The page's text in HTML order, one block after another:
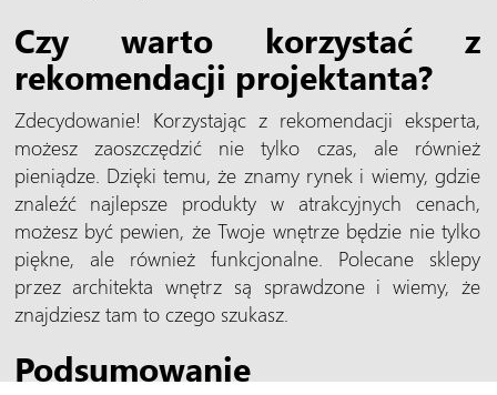
Czy warto korzystać z
rekomendacji projektanta?
Zdecydowanie! Korzystając z rekomendacji eksperta,
możesz zaoszczędzić nie tylko czas, ale również
pieniądze. Dzięki temu, że znamy rynek i wiemy, gdzie
znaleźć najlepsze produkty w atrakcyjnych cenach,
możesz być pewien, że Twoje wnętrze będzie nie tylko
piękne, ale również funkcjonalne. Polecane sklepy
przez architekta wnętrz są sprawdzone i wiemy, że
znajdziesz tam to czego szukasz.
Podsumowanie